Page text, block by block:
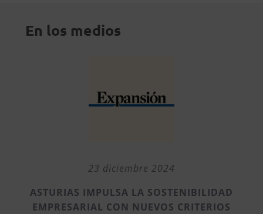
En los medios
23 diciembre 2024
ASTURIAS IMPULSA LA SOSTENIBILIDAD
EMPRESARIAL CON NUEVOS CRITERIOS